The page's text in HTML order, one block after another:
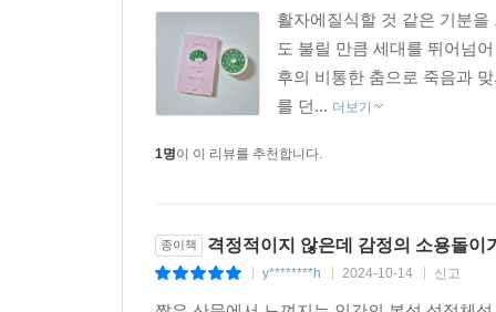
활자에질식할 것 같은 기분
도 불릴 만큼 세대를 뛰어넘
후의 비통한 춤으로 죽음과
를 던... 더보기
1명이 이 리뷰를 추천합니다.
종이책 격정적이지 않은데 감정의 소용돌이
y********h 2024-10-14 신고